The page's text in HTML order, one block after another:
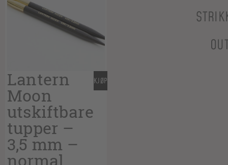
Lantern
Moon
utskiftbare
tupper –
3,5 mm –
KJØP